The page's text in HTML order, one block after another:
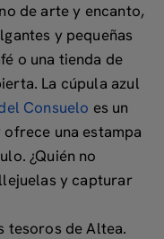
de arte y encanto,
y pequeñas
o una tienda de
La cúpula azul
Consuelo es un
una estampa
¿Quién no
y capturar
tesoros de Altea.